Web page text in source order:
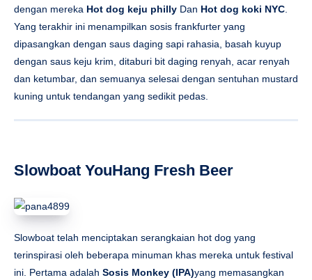
dengan mereka Hot dog keju philly Dan Hot dog koki NYC
Yang terakhir ini menampilkan sosis frankfurter yang
dipasangkan dengan saus daging sapi rahasia, basah kuyup
dengan saus keju krim, ditaburi bit daging renyah, acar renyah
dan ketumbar, dan semuanya selesai dengan sentuhan mustard
kuning untuk tendangan yang sedikit pedas.
Slowboat YouHang Fresh Beer
Slowboat telah menciptakan serangkaian hot dog yang
terinspirasi oleh beberapa minuman khas mereka untuk festival
ini. Pertama adalah Sosis Monkey (IPA)yang memasangkan